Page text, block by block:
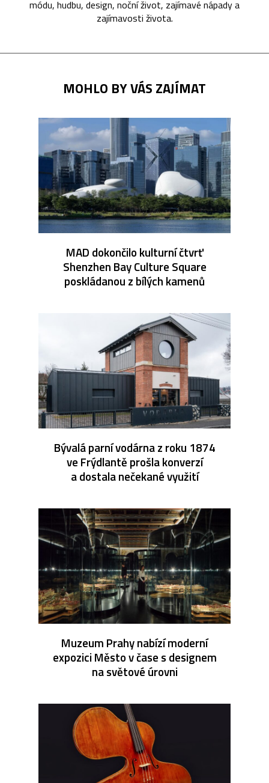
módu, hudbu, design, noční život, zajímavé nápady a
zajímavosti života.
MOHLO BY VÁS ZAJÍMAT
MAD dokončilo kulturní čtvrť
Shenzhen Bay Culture Square
poskládanou z bílých kamenů
Bývalá parní vodárna z roku 1874
ve Frýdlantě prošla konverzí
a dostala nečekané využití
Muzeum Prahy nabízí moderní
expozici Město v čase s designem
na světové úrovni